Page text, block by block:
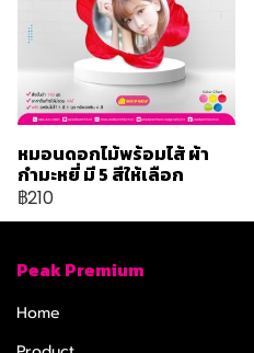
หมอนดอกไม้พร้อมไส้ ผ้า
กำมะหยี่ มี 5 สีให้เลือก
฿210
Peak Premium
Home